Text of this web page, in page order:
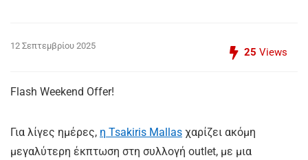
12 Σεπτεμβρίου 2025
25 Views
Flash Weekend Offer!
Για λίγες ημέρες, η Tsakiris Mallas χαρίζει ακόμη
μεγαλύτερη έκπτωση στη συλλογή outlet, με μια